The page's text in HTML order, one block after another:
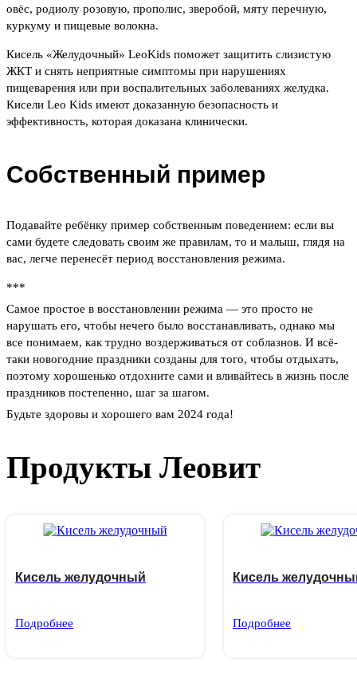
овёс, родиолу розовую, прополис, зверобой, мяту перечную,
куркуму и пищевые волокна.
Кисель «Желудочный» LeoKids поможет защитить слизистую
ЖКТ и снять неприятные симптомы при нарушениях
пищеварения или при воспалительных заболеваниях желудка.
Кисели Leo Kids имеют доказанную безопасность и
эффективность, которая доказана клинически.
Собственный пример
Подавайте ребёнку пример собственным поведением: если вы
сами будете следовать своим же правилам, то и малыш, глядя на
вас, легче перенесёт период восстановления режима.
***
Самое простое в восстановлении режима — это просто не
нарушать его, чтобы нечего было восстанавливать, однако мы
все понимаем, как трудно воздерживаться от соблазнов. И всё-
таки новогодние праздники созданы для того, чтобы отдыхать,
поэтому хорошенько отдохните сами и вливайтесь в жизнь после
праздников постепенно, шаг за шагом.
Будьте здоровы и хорошего вам 2024 года!
Продукты Леовит
Кисель желудочный
Подробнее
Кисель
Подробнее